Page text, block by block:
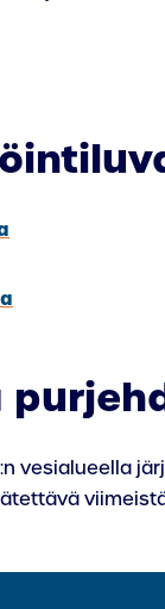
vesialueella